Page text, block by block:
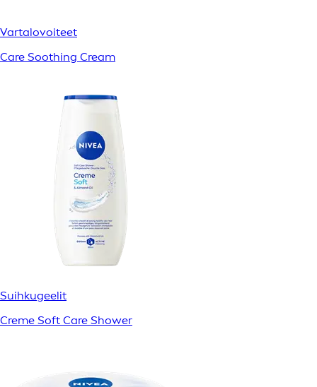
Vartalovoiteet
Care Soothing Cream
Suihkugeelit
Creme Soft Care Shower